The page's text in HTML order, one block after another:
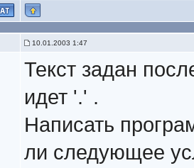
10.01.2003 1:47
Текст задан
идет '.' .
Написать
ли следующее